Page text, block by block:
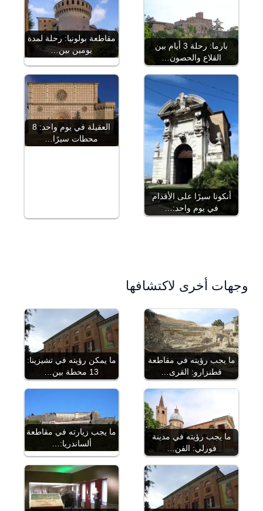
بارما: رحلة 3 أيام بين
القلاع والحصون…
مقاطعة بولونيا: رحلة لمدة
يومين بين…
أنكونا سيرًا على الأقدام
في يوم واحد:…
العقيلة في يوم واحد: 8
محطات سيرًا…
وجهات أخرى لاكتشافها
ما يجب رؤيته في مقاطعة
قطنزارو: القرى…
ما يمكن رؤيته في تشيزينا:
13 محطة بين…
ما يجب رؤيته في مدينة
فورلي: الفن…
ما يجب زيارته في مقاطعة
ألساندريا:…